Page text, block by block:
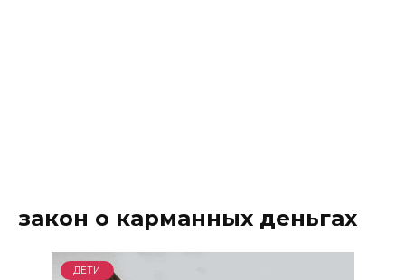
закон о карманных деньгах
ДЕТИ